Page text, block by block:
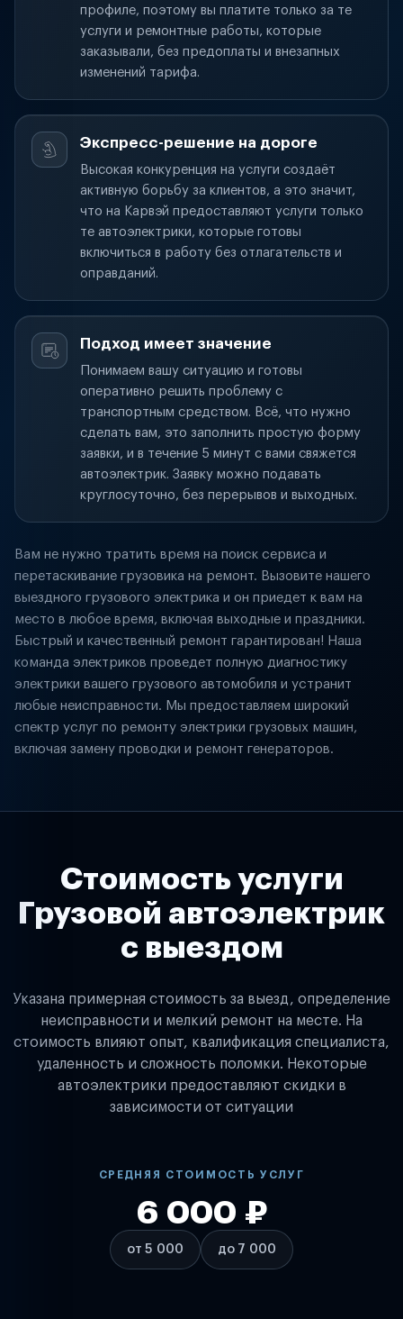
профиле, поэтому вы платите только за те
услуги и ремонтные работы, которые
заказывали, без предоплаты и внезапных
изменений тарифа.
Экспресс-решение на дороге
Высокая конкуренция на услуги создаёт
активную борьбу за клиентов, а это значит,
что на Карвэй предоставляют услуги только
те автоэлектрики, которые готовы
включиться в работу без отлагательств и
оправданий.
Подход имеет значение
Понимаем вашу ситуацию и готовы
оперативно решить проблему с
транспортным средством. Всё, что нужно
сделать вам, это заполнить простую форму
заявки, и в течение 5 минут с вами свяжется
автоэлектрик. Заявку можно подавать
круглосуточно, без перерывов и выходных.
Вам не нужно тратить время на поиск сервиса и
перетаскивание грузовика на ремонт. Вызовите нашего
выездного грузового электрика и он приедет к вам на
место в любое время, включая выходные и праздники.
Быстрый и качественный ремонт гарантирован! Наша
команда электриков проведет полную диагностику
электрики вашего грузового автомобиля и устранит
любые неисправности. Мы предоставляем широкий
спектр услуг по ремонту электрики грузовых машин,
включая замену проводки и ремонт генераторов.
Стоимость услуги
Грузовой автоэлектрик
с выездом
Указана примерная стоимость за выезд, определение
неисправности и мелкий ремонт на месте. На
стоимость влияют опыт, квалификация специалиста,
удаленность и сложность поломки. Некоторые
автоэлектрики предоставляют скидки в
зависимости от ситуации
СРЕДНЯЯ СТОИМОСТЬ УСЛУГ
от 5 000
6 000 ₽
до 7 000